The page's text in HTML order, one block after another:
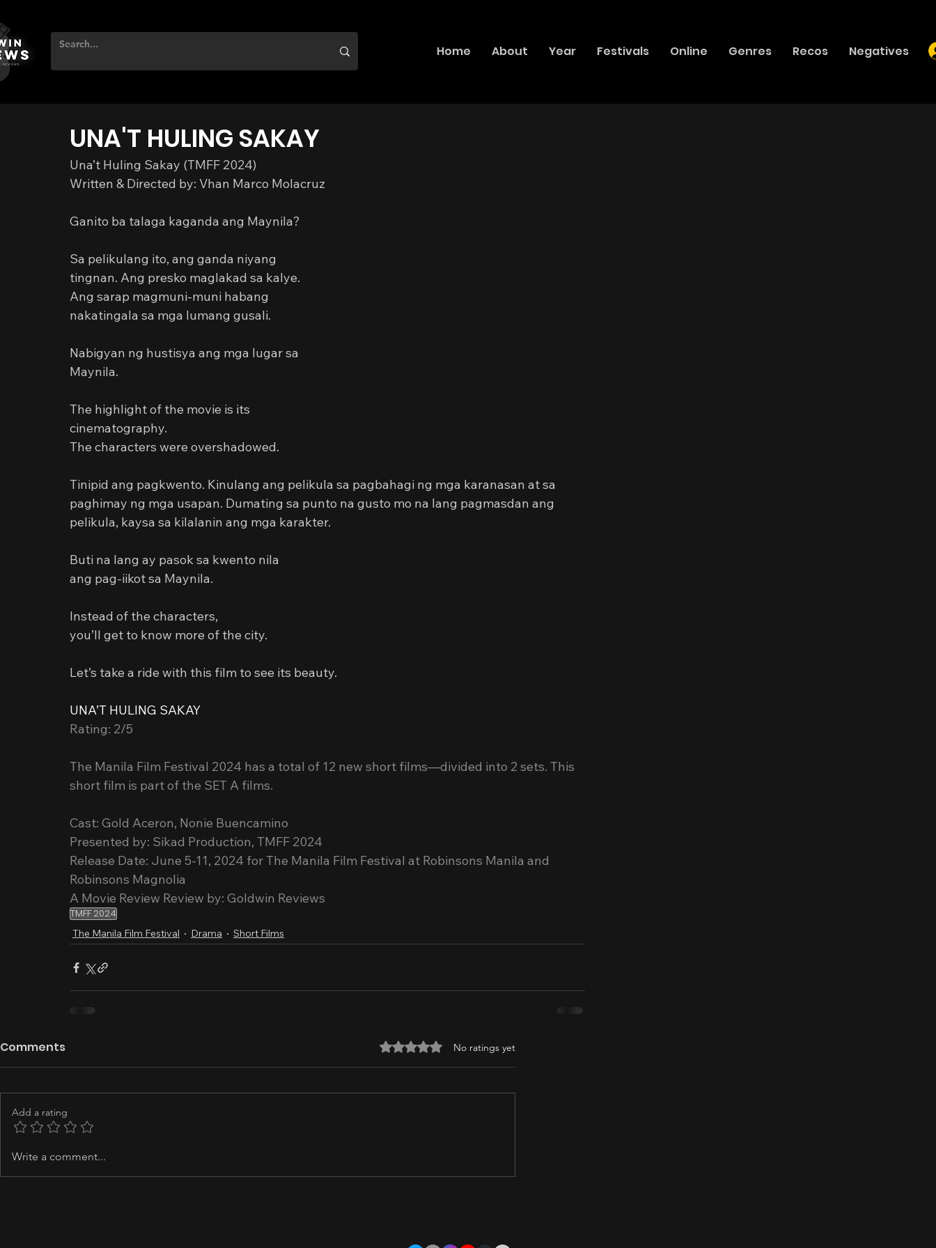
Home About Year Festivals Online Genres Recos Negatives
UNA'T HULING SAKAY
Una’t Huling Sakay (TMFF 2024)
Written & Directed by: Vhan Marco Molacruz
Ganito ba talaga kaganda ang Maynila?
Sa pelikulang ito, ang ganda niyang
tingnan. Ang presko maglakad sa kalye.
Ang sarap magmuni-muni habang
nakatingala sa mga lumang gusali.
Nabigyan ng hustisya ang mga lugar sa
Maynila.
The highlight of the movie is its
cinematography.
The characters were overshadowed.
Tinipid ang pagkwento. Kinulang ang pelikula sa pagbahagi ng mga karanasan at sa
paghimay ng mga usapan. Dumating sa punto na gusto mo na lang pagmasdan ang
pelikula, kaysa sa kilalanin ang mga karakter.
Buti na lang ay pasok sa kwento nila
ang pag-iikot sa Maynila.
Instead of the characters,
you’ll get to know more of the city.
Let’s take a ride with this film to see its beauty.
UNA’T HULING SAKAY
Rating: 2/5
The Manila Film Festival 2024 has a total of 12 new short films—divided into 2 sets. This
short film is part of the SET A films.
Cast: Gold Aceron, Nonie Buencamino
Presented by: Sikad Production, TMFF 2024
Release Date: June 5-11, 2024 for The Manila Film Festival at Robinsons Manila and
Robinsons Magnolia
A Movie Review Review by: Goldwin Reviews
TMFF 2024
The Manila Film Festival Drama Short Films
Comments Rated 0 out of 5 stars.
No ratings yet
Add a rating
Write a comment...